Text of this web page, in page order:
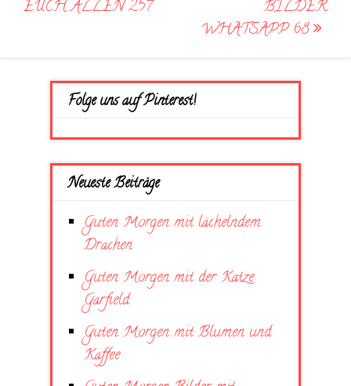
EUCH ALLEN 257
BILDER
WHATSAPP 68
Folge uns auf Pinterest!
Neueste Beiträge
Guten Morgen mit lächelndem
Drachen
Guten Morgen mit der Katze
Garfield
Guten Morgen mit Blumen und
Kaffee